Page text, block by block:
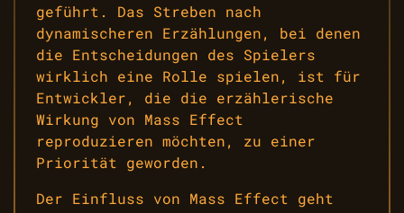
geführt. Das Streben nach
dynamischeren Erzählungen, bei denen
die Entscheidungen des Spielers
wirklich eine Rolle spielen, ist für
Entwickler, die die erzählerische
Wirkung von Mass Effect
reproduzieren möchten, zu einer
Priorität geworden.
Der Einfluss von Mass Effect geht